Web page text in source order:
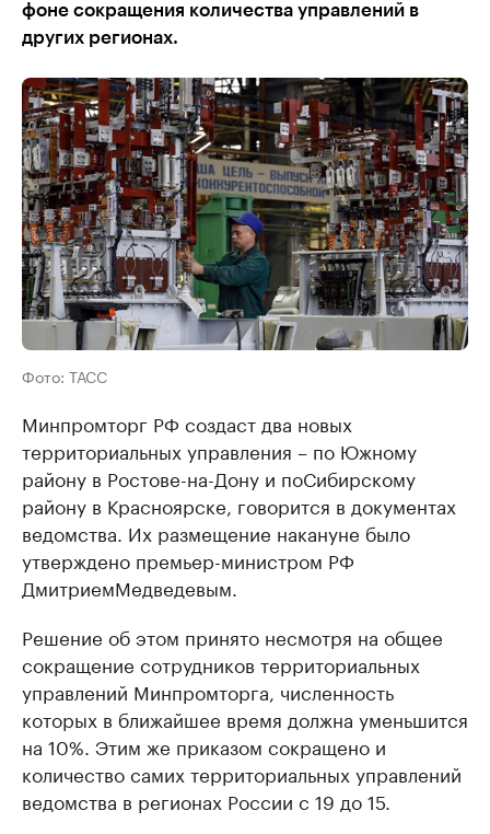
фоне сокращения количества управлений в
других регионах.
Фото: ТАСС
Минпромторг РФ создаст два новых
территориальных управления – по Южному
району в Ростове-на-Дону и поСибирскому
району в Красноярске, говорится в документах
ведомства. Их размещение накануне было
утверждено премьер-министром РФ
ДмитриемМедведевым.
Решение об этом принято несмотря на общее
сокращение сотрудников территориальных
управлений Минпромторга, численность
которых в ближайшее время должна уменьшится
на 10%. Этим же приказом сокращено и
количество самих территориальных управлений
ведомства в регионах России с 19 до 15.